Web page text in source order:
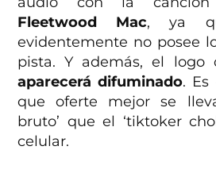
Fleetwood Mac, ya
evidentemente no posee
pista. Y además, el logo
aparecerá difuminado. Es
que oferte mejor se
bruto’ que el ‘tiktoker
celular.